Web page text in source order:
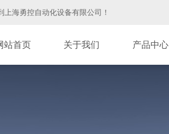
上海勇控自动化设备有限公司 ！
站首页 关于我们 产品中心